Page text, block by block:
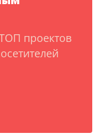
проектов